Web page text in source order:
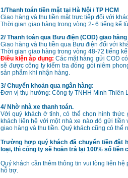
1/Thanh toán tiền mặt tại Hà Nội / TP HCM
Giao hàng và thu tiền mặt trực tiếp đối với
Thời gian giao hàng trong vòng 2- 6 tiếng kể
2/ Thanh toán qua Bưu điện (COD) giao
Giao hàng và thu tiền qua Bưu điện đối với
Thời gian giao hàng trong vòng 48-72 tiếng
Điều kiện áp dụng: Các mặt hàng gửi COD
sẽ được công ty kiểm tra đóng gói niêm
sản phẩm khi nhận hàng.
3/ Chuyển khoản qua ngân hàng:
Đơn vị thụ hưởng: Công ty TNHH Minh Thiên
4/ Nhờ nhà xe thanh toán.
Với quý khách ở tỉnh, có thể chọn hình
khách liên hệ với một nhà xe nào đó gửi
giao hàng và thu tiền. Quý khách cũng có
Trường hợp quý khách đã chuyển tiền đặt
loại, thì công ty sẽ hoàn trả lại 100% số
Quý khách cần thêm thông tin vui lòng liên
hỗ trợ.